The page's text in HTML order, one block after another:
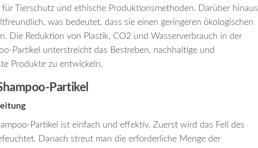
für Tierschutz und ethische Produktionsmethoden. Darüber hinaus
was bedeutet, dass sie einen geringeren ökologischen
Die Reduktion von Plastik, CO2 und Wasserverbrauch in der
Partikel unterstreicht das Bestreben, nachhaltige und
Produkte zu entwickeln.
Partikel
Partikel ist einfach und effektiv. Zuerst wird das Fell des
Danach streut man die erforderliche Menge der